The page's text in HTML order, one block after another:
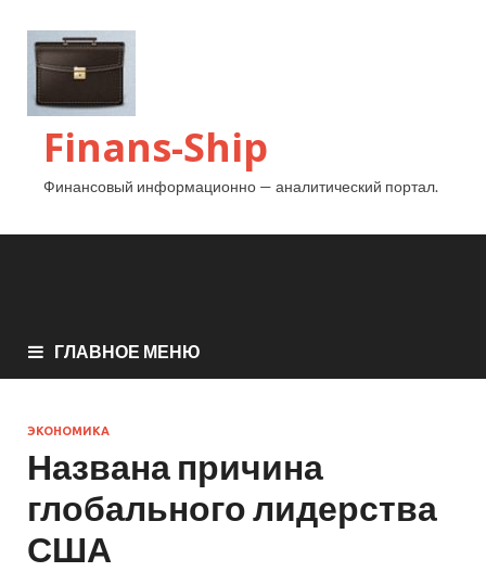
Finans-Ship
Финансовый информационно — аналитический портал.
ГЛАВНОЕ МЕНЮ
ЭКОНОМИКА
Названа причина
глобального лидерства
США